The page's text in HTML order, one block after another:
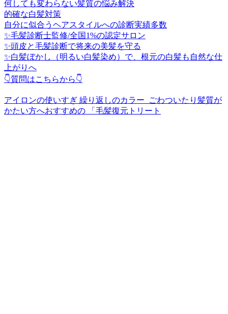
何しても変わらない髪質の悩み解決
的確な白髪対策
自分に似合うヘアスタイルへの診断実績多数
✨毛髪診断士監修/全国1%の認定サロン
✨頭皮と毛髪診断で将来の美髪を守る
✨白髪ぼかし（明るい白髪染め）で、根元の白髪も自然な仕
上がりへ
👇質問はこちらから👇
アイロンの使いすぎ 繰り返しのカラー ⁡ ごわついたり髪質が
かたい方へおすすめの 「毛髪復元トリート